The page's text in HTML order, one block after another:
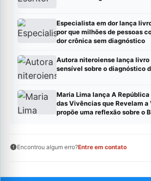
Especialista em dor lança
por que milhões de pessoas
dor crônica sem diagnóstico
Autora niteroiense lança livro
sensível sobre o diagnóstico
Maria Lima lança A República
das Vivências que Revelam a
propõe uma reflexão sobre o
Encontrou algum erro?Entre em contato